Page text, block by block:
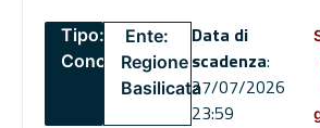
Tipo:
Concorsi
Ente:
Regione
Basilicata
Data di
scadenza:
27/07/2026
23:59